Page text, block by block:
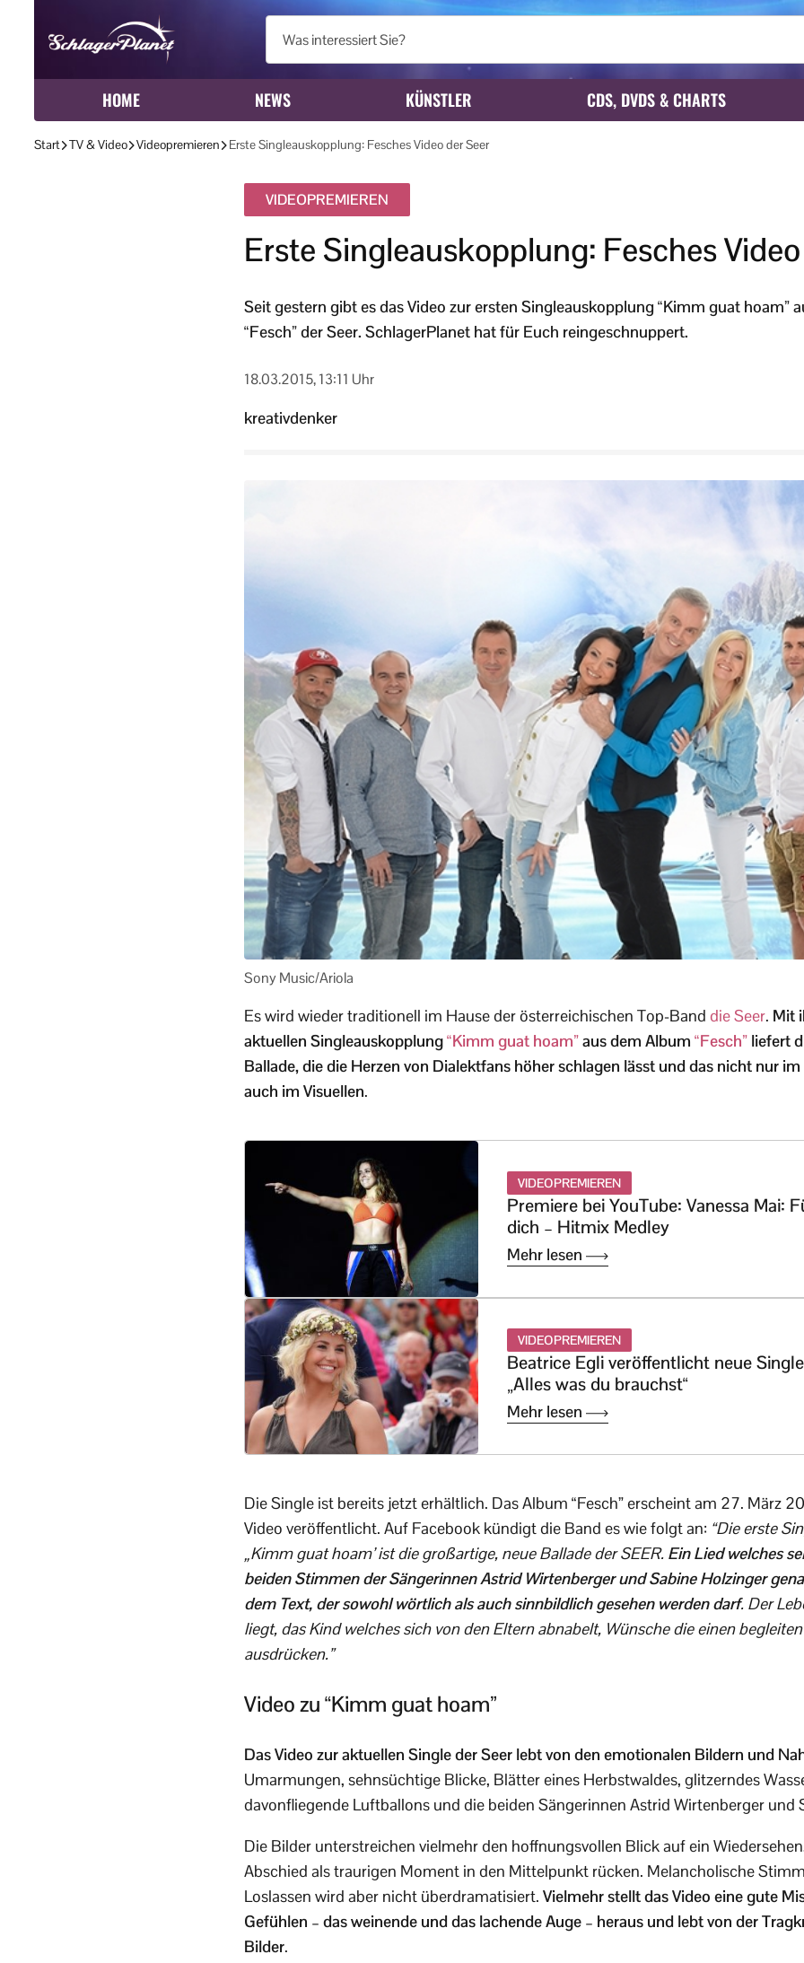
HOME NEWS KÜNSTLER CDS, DVDS & CHARTS
Start TV & Video Videopremieren Erste Singleauskopplung: Fesches Video der Seer
VIDEOPREMIEREN
Erste Singleauskopplung: Fesches
Seit gestern gibt es das Video zur ersten Singleauskopplung “Kimm guat hoam”
“Fesch” der Seer. SchlagerPlanet hat für Euch reingeschnuppert.
18.03.2015, 13:11 Uhr
kreativdenker
Sony Music/Ariola
Es wird wieder traditionell im Hause der österreichischen Top-Band die Seer. Mit
aktuellen Singleauskopplung“Kimm guat hoam”aus dem Album “Fesch” liefert
Ballade, die die Herzen von Dialektfans höher schlagen lässt und das nicht nur
auch im Visuellen.
VIDEOPREMIEREN
Premiere bei YouTube: Vanessa Mai:
dich – Hitmix Medley
Mehr lesen
VIDEOPREMIEREN
Beatrice Egli veröffentlicht neue Single
„Alles was du brauchst“
Mehr lesen
Die Single ist bereits jetzt erhältlich. Das Album “Fesch” erscheint am 27. März
Video veröffentlicht. Auf Facebook kündigt die Band es wie folgt an: “Die erste
„Kimm guat hoam’ ist die großartige, neue Ballade der SEER. Ein Lied welches
beiden Stimmen der Sängerinnen Astrid Wirtenberger und Sabine Holzinger
dem Text, der sowohl wörtlich als auch sinnbildlich gesehen werden darf. Der
liegt, das Kind welches sich von den Eltern abnabelt, Wünsche die einen
ausdrücken.”
Video zu “Kimm guat hoam”
Das Video zur aktuellen Single der Seer lebt von den emotionalen Bildern und
Umarmungen, sehnsüchtige Blicke, Blätter eines Herbstwaldes, glitzerndes
davonfliegende Luftballons und die beiden Sängerinnen Astrid Wirtenberger und
Die Bilder unterstreichen vielmehr den hoffnungsvollen Blick auf ein
Abschied als traurigen Moment in den Mittelpunkt rücken. Melancholische
Loslassen wird aber nicht überdramatisiert. Vielmehr stellt das Video eine gute
Gefühlen – das weinende und das lachende Auge – heraus und lebt von der
Bilder.